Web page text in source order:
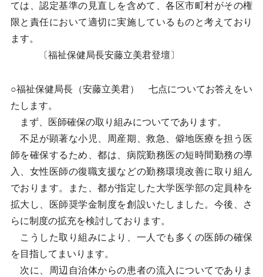
ては、認定基準の見直しを含めて、各区市町村がその権
限と責任において適切に実施しているものと考えており
ます。
〔福祉保健局長安藤立美君登壇〕
○福祉保健局長（安藤立美君） 七点についてお答えをい
たします。
まず、医師確保の取り組みについてであります。
不足が顕著な小児、周産期、救急、僻地医療を担う医
師を確保するため、都は、病院勤務医の短時間勤務の導
入、女性医師の復職支援などの勤務環境改善に取り組ん
でおります。また、都が指定した大学医学部の定員枠を
拡大し、医師奨学金制度を創設いたしました。今後、さ
らに制度の拡充を検討しております。
こうした取り組みにより、一人でも多くの医師の確保
を目指してまいります。
次に、周辺自治体からの患者の流入についてでありま